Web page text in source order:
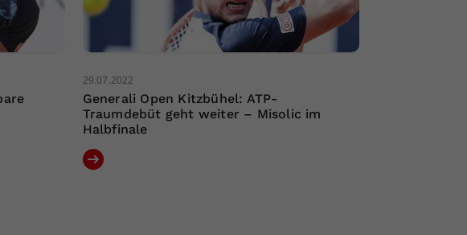
29.07.2022
Generali Open Kitzbühel: ATP-
Traumdebüt geht weiter – Misolic im
Halbfinale